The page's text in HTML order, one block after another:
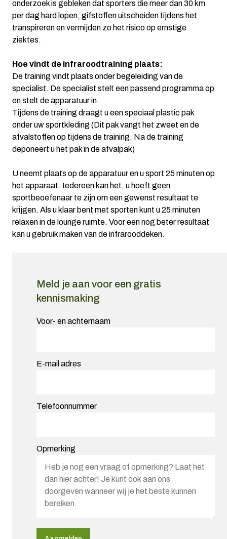
onderzoek is gebleken dat sporters die meer dan 30 km
per dag hard lopen, gifstoffen uitscheiden tijdens het
transpireren en vermijden zo het risico op ernstige
ziektes.
Hoe vindt de infraroodtraining plaats:
De training vindt plaats onder begeleiding van de
specialist. De specialist stelt een passend programma op
en stelt de apparatuur in.
Tijdens de training draagt u een speciaal plastic pak
onder uw sportkleding (Dit pak vangt het zweet en de
afvalstoffen op tijdens de training. Na de training
deponeert u het pak in de afvalpak)
U neemt plaats op de apparatuur en u sport 25 minuten op
het apparaat. Iedereen kan het, u hoeft geen
sportbeoefenaar te zijn om een gewenst resultaat te
krijgen. Als u klaar bent met sporten kunt u 25 minuten
relaxen in de lounge ruimte. Voor een nog beter resultaat
kan u gebruik maken van de infrarooddeken.
Meld je aan voor een gratis
kennismaking
Voor- en achternaam
E-mail adres
Telefoonnummer
Opmerking